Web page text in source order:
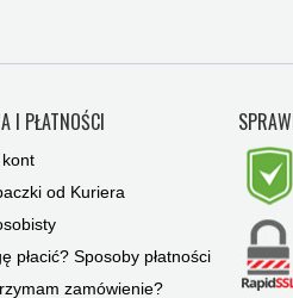
I PŁATNOŚCI
od Kuriera
płacić? Sposoby płatności
zamówienie?